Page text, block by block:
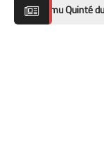
Quinté du Dimanche